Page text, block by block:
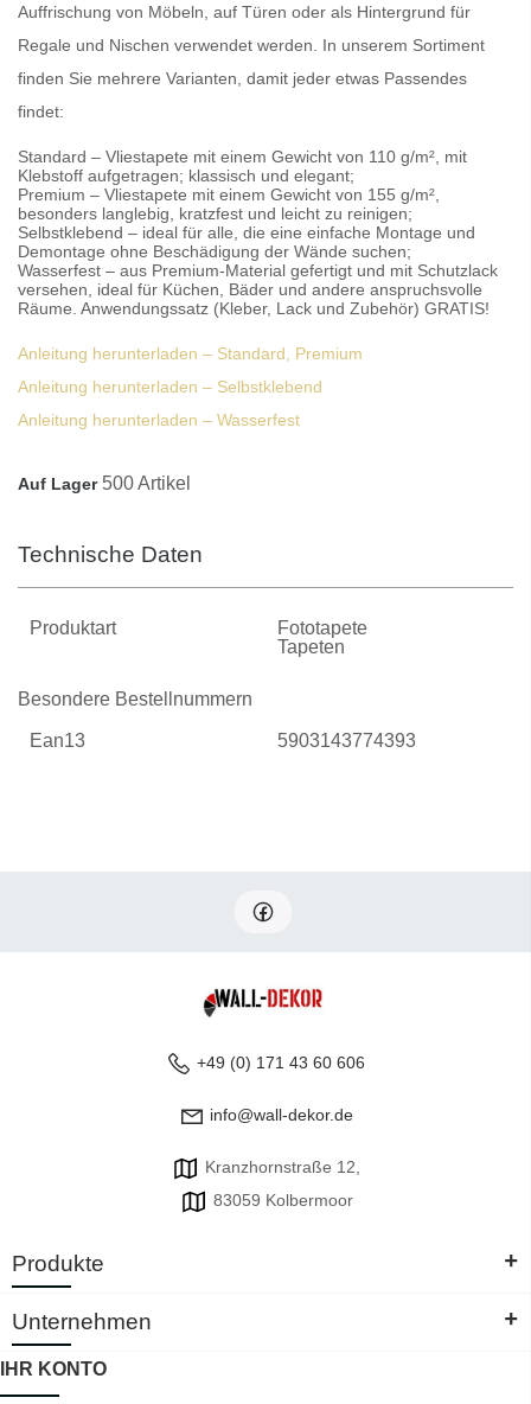
Auffrischung von Möbeln, auf Türen oder als Hintergrund für
Regale und Nischen verwendet werden. In unserem Sortiment
finden Sie mehrere Varianten, damit jeder etwas Passendes
findet:
Standard – Vliestapete mit einem Gewicht von 110 g/m², mit
Klebstoff aufgetragen; klassisch und elegant;
Premium – Vliestapete mit einem Gewicht von 155 g/m²,
besonders langlebig, kratzfest und leicht zu reinigen;
Selbstklebend – ideal für alle, die eine einfache Montage und
Demontage ohne Beschädigung der Wände suchen;
Wasserfest – aus Premium-Material gefertigt und mit Schutzlack
versehen, ideal für Küchen, Bäder und andere anspruchsvolle
Räume. Anwendungssatz (Kleber, Lack und Zubehör) GRATIS!
Anleitung herunterladen – Standard, Premium
Anleitung herunterladen – Selbstklebend
Anleitung herunterladen – Wasserfest
Auf Lager 500 Artikel
Technische Daten
Produktart
Fototapete
Tapeten
Besondere Bestellnummern
Ean13 5903143774393
+49 (0) 171 43 60 606
info@wall-dekor.de
Kranzhornstraße 12,
83059 Kolbermoor
Produkte +
Unternehmen +
IHR KONTO